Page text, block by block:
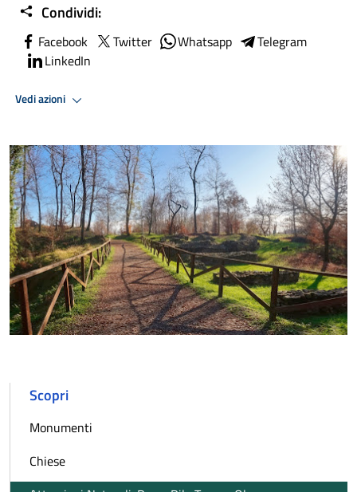
Condividi:
Facebook Twitter Whatsapp
Telegram
LinkedIn
Vedi azioni
Scopri
Monumenti
Chiese